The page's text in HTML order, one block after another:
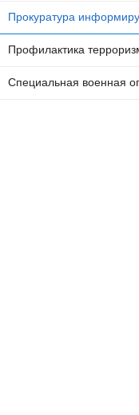
Прокуратура
Профилактика
Специальная военная